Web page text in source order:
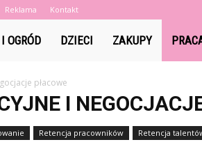
Reklama Kontakt
OGRÓD DZIECI ZAKUPY
płacowe
I
Retencja pracowników Retencja